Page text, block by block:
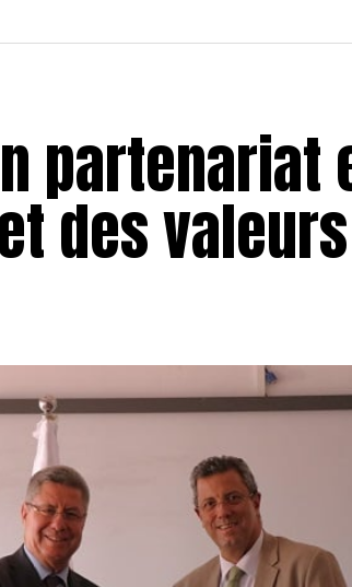
des valeurs